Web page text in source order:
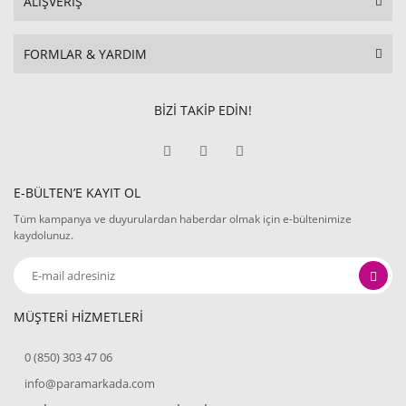
FORMLAR & YARDIM
BİZİ TAKİP EDİN!
E-BÜLTEN’E KAYIT OL
Tüm kampanya ve duyurulardan haberdar olmak için e-bültenimize
kaydolunuz.
MÜŞTERİ HİZMETLERİ
0 (850) 303 47 06
info@paramarkada.com